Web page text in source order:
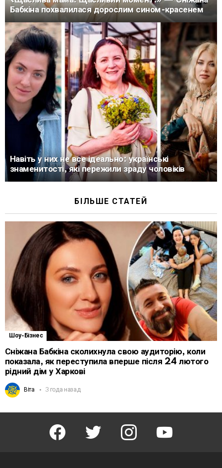
Бабкіна похвалилася дорослим сином-красенем
Навіть у них не все ідеально: українські
знаменитості, які пережили зраду чоловіків
БІЛЬШЕ СТАТЕЙ
Шоу-Бізнес
Сніжана Бабкіна сколихнула свою аудиторію, коли
показала, як переступила вперше після 24 лютого
рідний дім у Харкові
Віта 3 года назад
facebook twitter instagram youtube